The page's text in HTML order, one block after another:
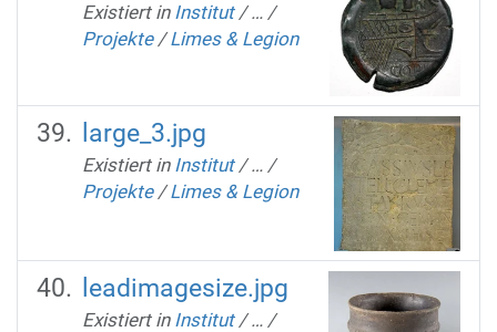
Existiert in Institut /… /
Projekte /Limes & Legion
large_3.jpg
Existiert in Institut /… /
Projekte /Limes & Legion
leadimagesize.jpg
Existiert in Institut /… /